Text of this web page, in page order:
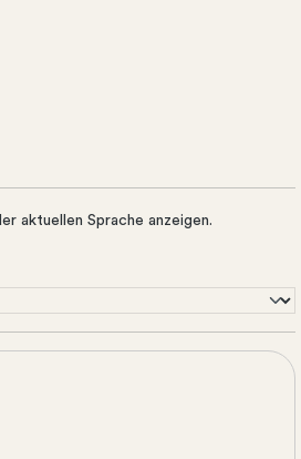
aktuellen Sprache anzeigen.